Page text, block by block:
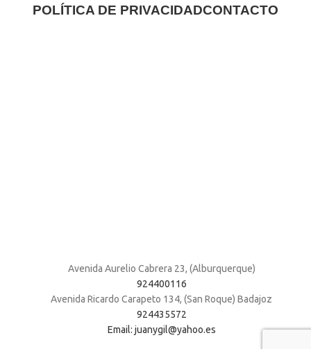
POLÍTICA DE PRIVACIDADCONTACTO
Avenida Aurelio Cabrera 23, (Alburquerque)
924400116
Avenida Ricardo Carapeto 134, (San Roque) Badajoz
924435572
Email: juanygil@yahoo.es